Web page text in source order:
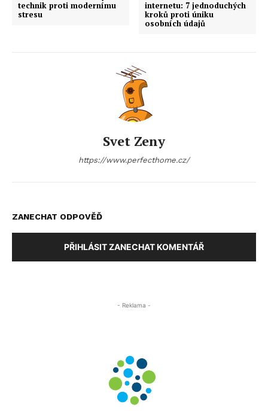
technik proti modernímu
stresu
internetu: 7 jednoduchých
kroků proti úniku
osobních údajů
Svet Zeny
https://www.perfecthome.cz/
ZANECHAT ODPOVĚĎ
PŘIHLÁSIT ZANECHAT KOMENTÁŘ
- Reklama -